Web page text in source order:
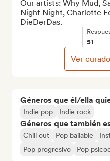
Géneros que él/ella
Indie pop Indie rock
Géneros que también
Chill out Pop bailable
Pop progresivo
Pop
Our artists: Why Mud,
Night Night, Charlotte
DieDerDas.
51
Ver